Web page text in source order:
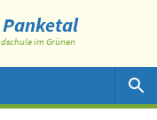
im Grünen